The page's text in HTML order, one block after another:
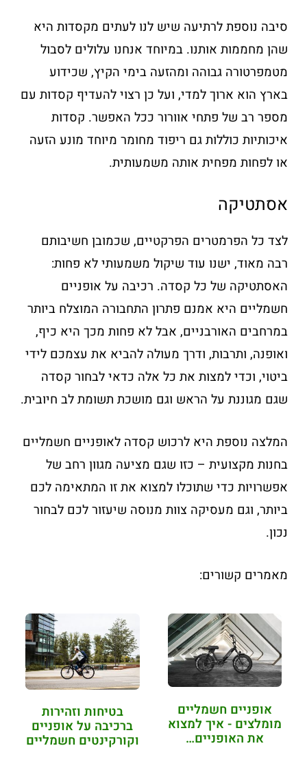
סיבה נוספת לרתיעה שיש לנו לעתים מקסדות היא
שהן מחממות אותנו. במיוחד אנחנו עלולים לסבול
מטמפרטורה גבוהה ומהזעה בימי הקיץ, שכידוע
בארץ הוא ארוך למדי, ועל כן רצוי להעדיף קסדות עם
מספר רב של פתחי אוורור ככל האפשר. קסדות
איכותיות כוללות גם ריפוד מחומר מיוחד מונע הזעה
או לפחות מפחית אותה משמעותית.
אסתטיקה
לצד כל הפרמטרים הפרקטיים, שכמובן חשיבותם
רבה מאוד, ישנו עוד שיקול משמעותי לא פחות:
האסתטיקה של כל קסדה. רכיבה על אופניים
חשמליים היא אמנם פתרון התחבורה המוצלח ביותר
במרחבים האורבניים, אבל לא פחות מכך היא כיף,
ואופנה, ותרבות, ודרך מעולה להביא את עצמכם לידי
ביטוי, וכדי למצות את כל אלה כדאי לבחור קסדה
שגם מגוננת על הראש וגם מושכת תשומת לב חיובית.
המלצה נוספת היא לרכוש קסדה לאופניים חשמליים
בחנות מקצועית – כזו שגם מציעה מגוון רחב של
אפשרויות כדי שתוכלו למצוא את זו המתאימה לכם
ביותר, וגם מעסיקה צוות מנוסה שיעזור לכם לבחור
נכון.
מאמרים קשורים:
אופניים חשמליים
מומלצים - איך למצוא
את האופניים…
בטיחות וזהירות
ברכיבה על אופניים
וקורקינטים חשמליים